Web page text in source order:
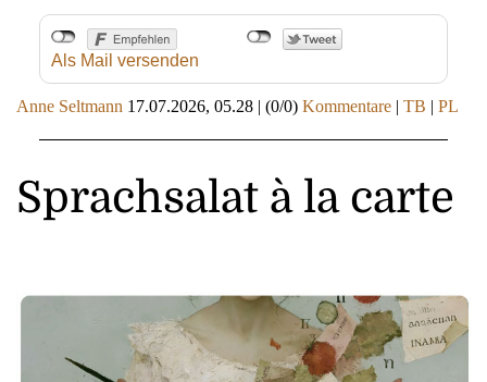
Als Mail versenden
Anne Seltmann 17.07.2026, 05.28 (0/0) Kommentare TB PL
Sprachsalat à la carte